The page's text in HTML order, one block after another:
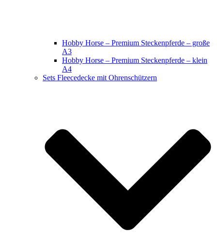
Hobby Horse – Premium Steckenpferde – große
A3
Hobby Horse – Premium Steckenpferde – klein
A4
Sets Fleecedecke mit Ohrenschützern